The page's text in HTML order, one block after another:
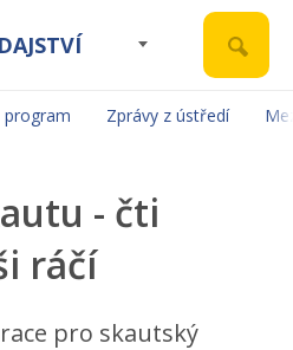
program Zprávy z ústředí
- čti
ráčí
pro skautský